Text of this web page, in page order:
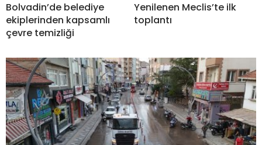
Bolvadin’de belediye
ekiplerinden kapsamlı
çevre temizliği
Yenilenen Meclis’te ilk
toplantı